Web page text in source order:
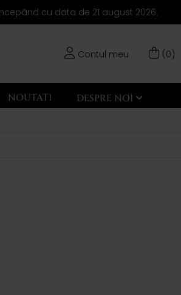
cu data de 21 august 2026.
Contul meu (0)
NOUTATI DESPRE NOI